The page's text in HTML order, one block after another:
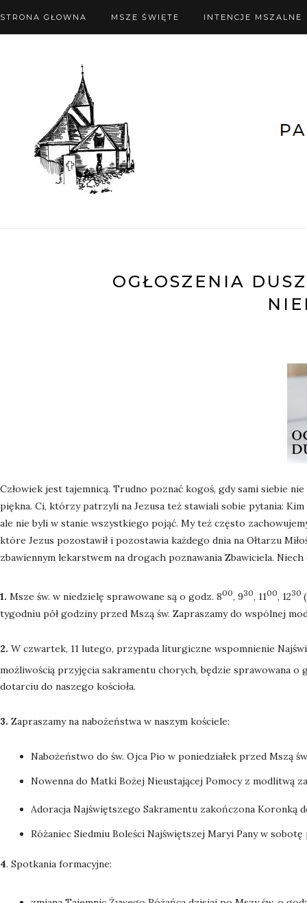
STRONA GŁOWNA MSZE ŚWIĘTE INTENCJE MSZALNE
OGŁOSZENIA
Człowiek jest tajemnicą. Trudno poznać kogoś, gdy sami siebie
piękna. Ci, którzy patrzyli na Jezusa też stawiali sobie pytania:
ale nie byli w stanie wszystkiego pojąć. My też często
które Jezus pozostawił i pozostawia każdego dnia na Ołtarzu
zbawiennym lekarstwem na drogach poznawania Zbawiciela.
1. Msze św. w niedzielę sprawowane są o godz. 800, 930, 1100, 1230
tygodniu pół godziny przed Mszą św. Zapraszamy do wspólnej
2. W czwartek, 11 lutego, przypada liturgiczne wspomnienie
możliwością przyjęcia sakramentu chorych, będzie sprawowana o
dotarciu do naszego kościoła.
3. Zapraszamy na nabożeństwa w naszym kościele:
Nabożeństwo do św. Ojca Pio w poniedziałek przed Mszą
Nowenna do Matki Bożej Nieustającej Pomocy z modlitwą
Adoracja Najświętszego Sakramentu zakończona Koronką
Różaniec Siedmiu Boleści Najświętszej Maryi Pany w sobotę
4. Spotkania formacyjne: